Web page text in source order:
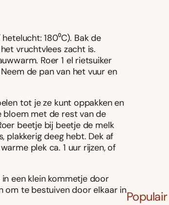
180⁰C). Bak de
vruchtvlees zacht is.
Roer 1 el rietsuiker
de pan van het vuur en
tot je ze kunt oppakken en
bloem met de rest van de
beetje bij beetje de melk
plakkerig deeg hebt. Dek af
plek ca. 1 uur rijzen, of
een klein kommetje door
om te bestuiven door elkaar inPopulair